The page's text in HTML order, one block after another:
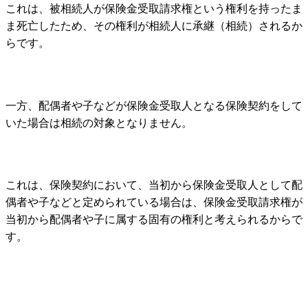
これは、被相続人が保険金受取請求権という権利 を持ったま
ま死亡したため、 その権利が相続人に承継（相続）されるか
らです。
一方、 配偶者や子などが保険金受取人 となる保険契約をして
いた場合は相続の対象となりません。
これは、保険契約において 当初から保険金受取人として配
偶者や子などと定められている場合は、保険金受取請求権が
当初から配偶者や子に属する固有の権利と考えられるからで
す。